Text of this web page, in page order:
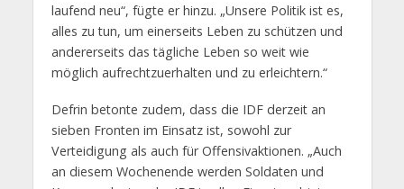
laufend neu“, fügte er hinzu. „Unsere Politik ist es,
alles zu tun, um einerseits Leben zu schützen und
andererseits das tägliche Leben so weit wie
möglich aufrechtzuerhalten und zu erleichtern.“
Defrin betonte zudem, dass die IDF derzeit an
sieben Fronten im Einsatz ist, sowohl zur
Verteidigung als auch für Offensivaktionen. „Auch
an diesem Wochenende werden Soldaten und